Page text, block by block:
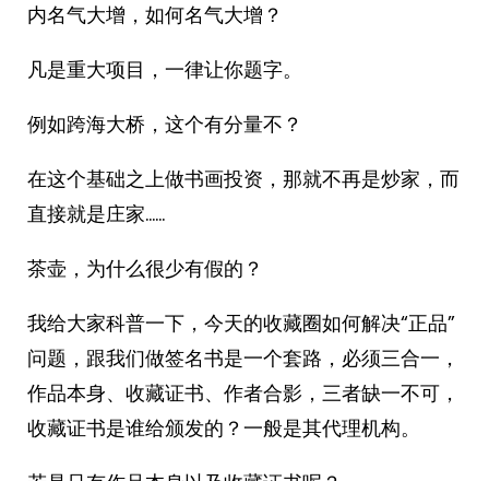
内名气大增，如何名气大增？
凡是重大项目，一律让你题字。
例如跨海大桥，这个有分量不？
在这个基础之上做书画投资，那就不再是炒家，而
直接就是庄家……
茶壶，为什么很少有假的？
我给大家科普一下，今天的收藏圈如何解决“正品”
问题，跟我们做签名书是一个套路，必须三合一，
作品本身、收藏证书、作者合影，三者缺一不可，
收藏证书是谁给颁发的？一般是其代理机构。